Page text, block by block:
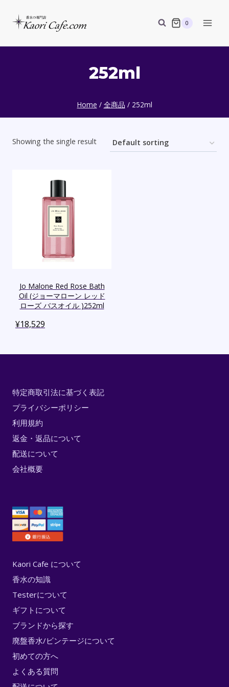
0
252ml
Home / 全商品 / 252ml
Showing the single result
Jo Malone Red Rose Bath
Oil (ジョーマローン レッド
ローズ バスオイル )252ml
¥18,529
特定商取引法に基づく表記
プライバシーポリシー
利用規約
返金・返品について
配送について
会社概要
Kaori Cafe について
香水の知識
Testerについて
ギフトについて
ブランドから探す
廃盤香水/ビンテージについて
初めての方へ
よくある質問